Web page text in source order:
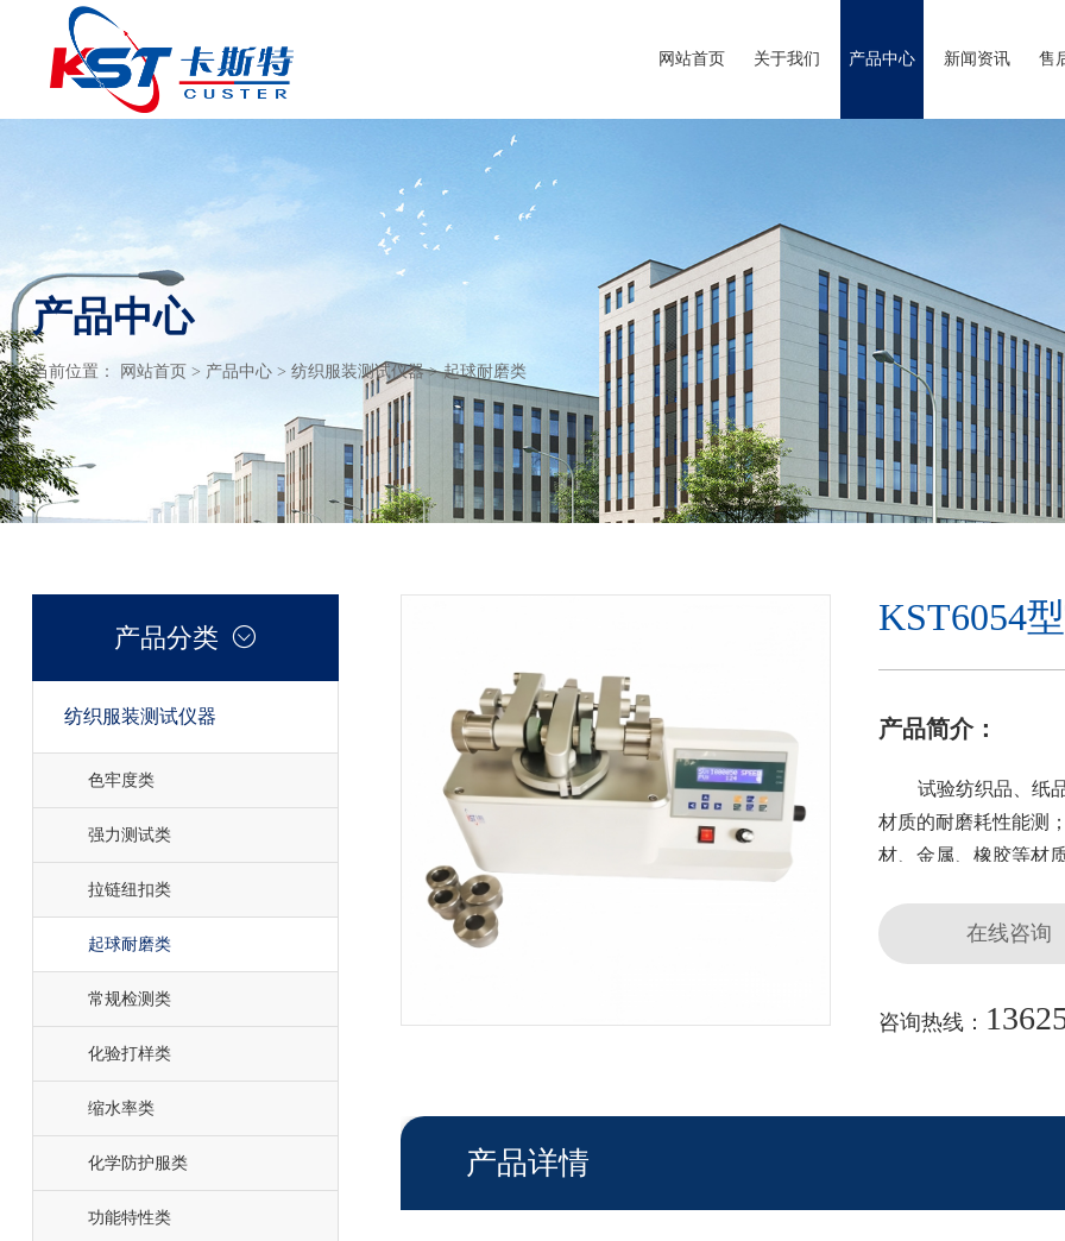
网站首页 关于我们 产品中心 新闻资讯 售
产品中心
当前位置： 网站首页 > 产品中心> 纺织服装测试仪器>起球耐磨类
产品分类 
纺织服装测试仪器
色牢度类
强力测试类
拉链纽扣类
起球耐磨类
常规检测类
化验打样类
缩水率类
化学防护服类
功能特性类
KST6054
产品简介：
试验纺织品、纸
材质的耐磨耗性能测
材、金属、橡胶等材
在线咨询
咨询热线：
产品详情